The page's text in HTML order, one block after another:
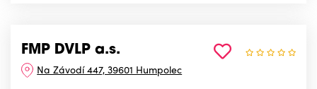
FMP DVLP a.s.
Na Závodí 447, 39601 Humpolec